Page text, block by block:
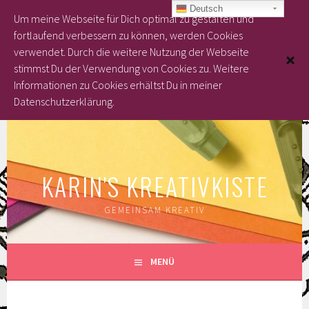
Inhalt
KARIN'S KREATIVKISTE
GEMEINSAM KREATIV
MENÜ
Deutsch
Um meine Webseite für Dich optimal zu gestalten und
fortlaufend verbessern zu können, werden Cookies
verwendet. Durch die weitere Nutzung der Webseite
stimmst Du der Verwendung von Cookies zu. Weitere
Informationen zu Cookies erhältst Du in meiner
Datenschutzerklärung.